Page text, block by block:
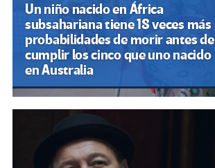
Un niño nacido en África
subsahariana tiene 18 veces más
probabilidades de morir antes de
cumplir los cinco que uno nacido
en Australia